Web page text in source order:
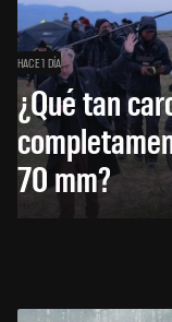
HACE 1 DÍA
¿Qué tan
70 mm?